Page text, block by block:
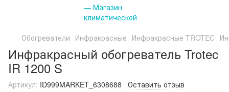
Обогреватели Инфракрасные Инфракрасные TROTEC
Инфракрасный обогреватель Trotec
IR 1200 S
Артикул: ID999MARKET_6308688 Оставить отзыв